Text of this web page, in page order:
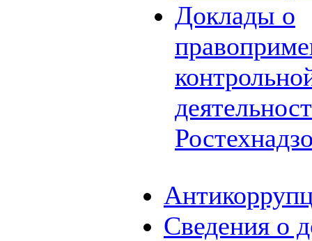
Доклады о
Сведения о